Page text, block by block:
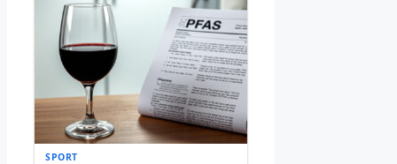
SPORT